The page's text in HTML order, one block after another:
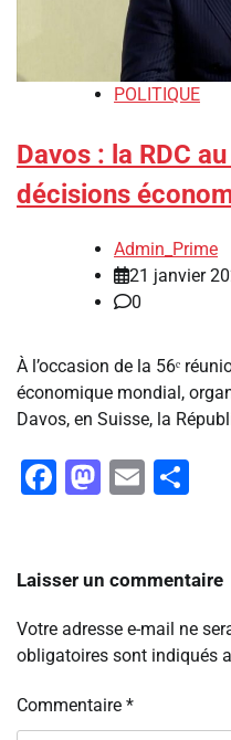
POLITIQUE
Davos : la RDC
décisions
Admin_Prime
21 janvier
0
À l’occasion de la 56ᵉ
économique mondial,
Davos, en Suisse, la
Facebook
Email
Laisser un commentaire
Votre adresse e-mail ne
obligatoires sont indiqués
Commentaire *